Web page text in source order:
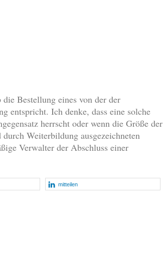
Bestellung eines von der der
entspricht. Ich denke, dass eine solche
herrscht oder wenn die Größe der
Weiterbildung ausgezeichneten
Verwalter der Abschluss einer
mitteilen